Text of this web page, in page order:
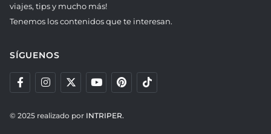
viajes, tips y mucho más!
Tenemos los contenidos que te interesan.
SÍGUENOS
© 2025 realizado por INTRIPER.